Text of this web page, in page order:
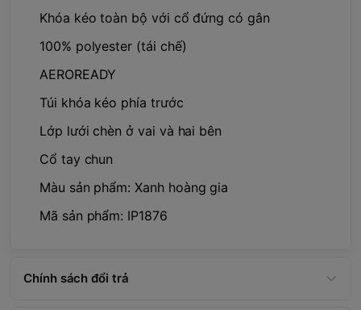
Khóa kéo toàn bộ với cổ đứng có gân
100% polyester (tái chế)
AEROREADY
Túi khóa kéo phía trước
Lớp lưới chèn ở vai và hai bên
Cổ tay chun
Màu sản phẩm: Xanh hoàng gia
Mã sản phẩm: IP1876
Chính sách đổi trả